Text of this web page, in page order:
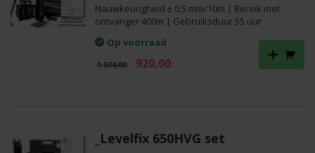
Nauwkeurigheid ± 0,5 mm/10m | Bereik met
ontvanger 400m | Gebruiksduur 55 uur
Op voorraad
1.074,00
Oorspronkelijke
920,00Huidige
_Levelfix 650HVG set